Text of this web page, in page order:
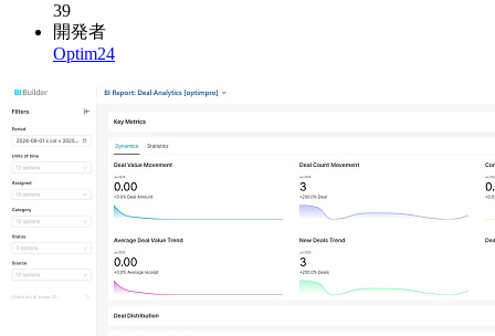
39
開発者
Optim24